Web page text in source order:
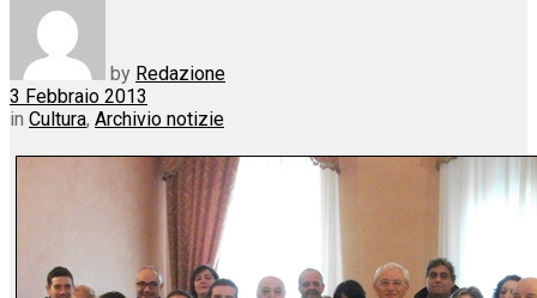
by Redazione
3 Febbraio 2013
in Cultura, Archivio notizie